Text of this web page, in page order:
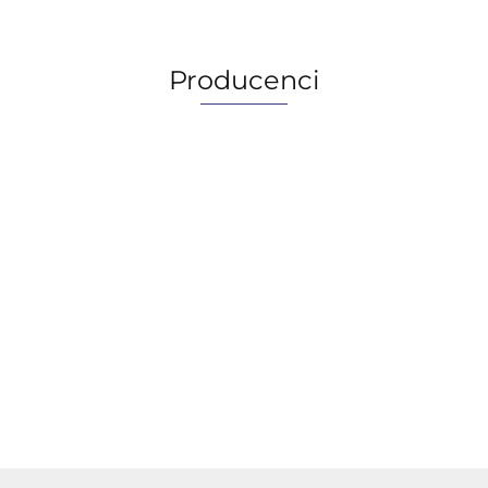
Producenci